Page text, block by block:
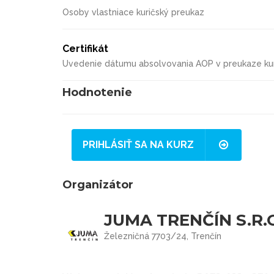
Osoby vlastniace kuričský preukaz
Certifikát
Uvedenie dátumu absolvovania AOP v preukaze
Hodnotenie
PRIHLÁSIŤ SA NA KURZ
Organizátor
JUMA TRENČÍN
Železničná 7703/24, Trenčín